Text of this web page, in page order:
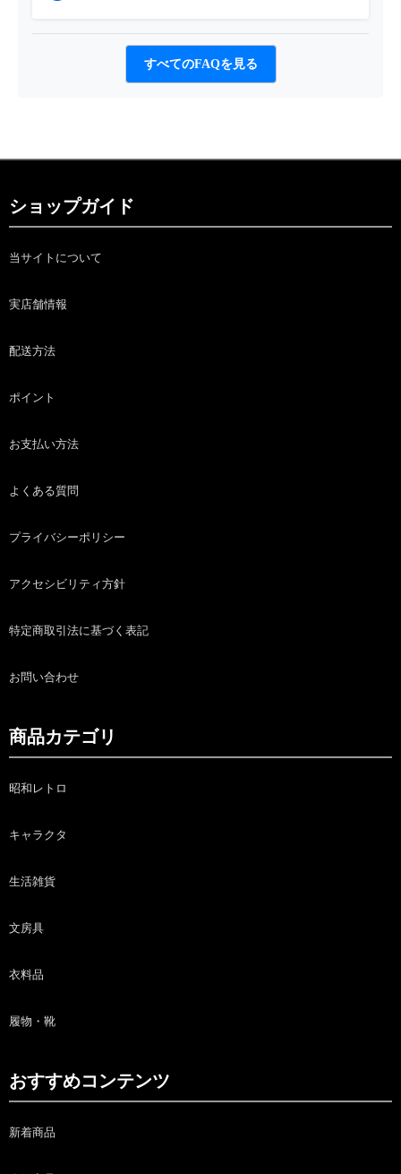
すべてのFAQを見る
ショップガイド
当サイトについて
実店舗情報
配送方法
ポイント
お支払い方法
よくある質問
プライバシーポリシー
アクセシビリティ方針
特定商取引法に基づく表記
お問い合わせ
商品カテゴリ
昭和レトロ
キャラクタ
生活雑貨
文房具
衣料品
履物・靴
おすすめコンテンツ
新着商品